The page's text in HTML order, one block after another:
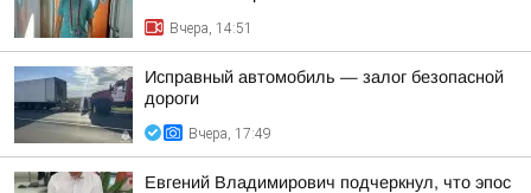
Вчера, 14:51
Исправный автомобиль — залог безопасной
дороги
Вчера, 17:49
Евгений Владимирович подчеркнул, что эпос